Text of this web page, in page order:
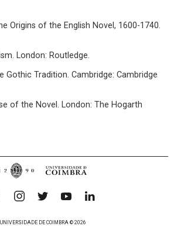
Origins of the English Novel, 1600-1740.
London: Routledge.
Gothic Tradition. Cambridge: Cambridge
of the Novel. London: The Hogarth
UNIVERSIDADE DE COIMBRA © 2026